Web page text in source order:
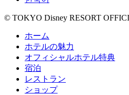
© TOKYO Disney RESORT
ホーム
ホテルの魅力
オフィシャルホテル特典
宿泊
レストラン
ショップ